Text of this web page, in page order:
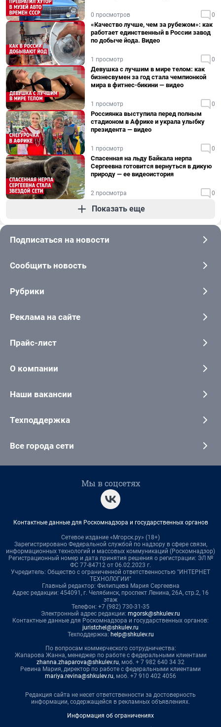
0 просмотров 0
«Качество лучше, чем за рубежом»: как
работает единственный в России завод
по добыче йода. Видео
1 просмотр 0
Девушка с лучшим в мире телом: как
бизнесвумен за год стала чемпионкой
мира в фитнес-бикини — видео
1 просмотр 0
Россиянка выступила перед полным
стадионом в Африке и украла улыбку
президента — видео
1 просмотр 0
Спасенная на льду Байкала нерпа
Сергеевна готовится вернуться в дикую
природу — ее видеоистория
2 просмотра 0
Показать еще
Подписаться на новости
Сообщить новость
Рубрики
Реклама на сайте
Прайс-лист
О компании
Наши вакансии
Техподдержка
Все города сети
Мы в соцсетях
Контактные данные для Роскомнадзора и государственных органов
Сетевое издание «Мгорск.ру» (18+)
Зарегистрировано Федеральной службой по надзору в сфере связи,
информационных технологий и массовых коммуникаций (Роскомнадзор)
Регистрационный номер и дата принятия решения о регистрации: ЭЛ №
ФС 77-84712 от 06.02.2023 г.
Учредитель: Общество с ограниченной ответственностью "ИНТЕРНЕТ
ТЕХНОЛОГИИ"
Главный редактор: Филипцева Мария Сергеевна
Адрес редакции: 454091, г. Челябинск, проспект Ленина, 26А, стр.2, 16
этаж
Телефон: +7 (982) 730-31-35
Электронный адрес редакции: mgorsk@shkulev.ru
Контактные данные для Роскомнадзора и государственных органов:
juristchel@shkulev.ru
Техподдержка: help@shkulev.ru
По вопросам коммерческого сотрудничества:
Жапарова Жанна, менеджер по работе с федеральными клиентами
zhanna.zhaparova@shkulev.ru, моб. + 7 982 640 34 32
Ревина Мария, директор по работе с федеральными клиентами
mariya.revina@shkulev.ru, моб. +7 910 402 4056
Редакция сайта не несет ответственности за достоверность
информации, содержащейся в рекламных объявлениях.
Информация об ограничениях